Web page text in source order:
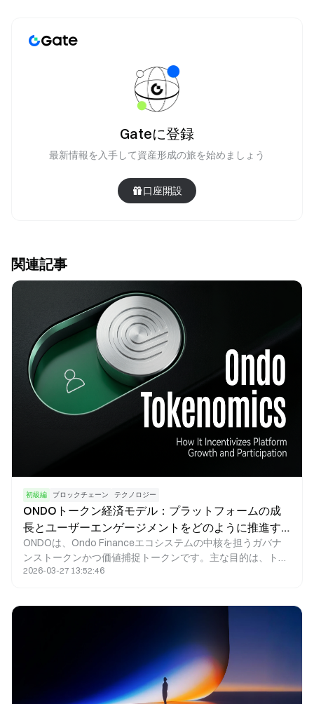
Gateに登録
最新情報を入手して資産形成の旅を始めましょう
口座開設
関連記事
初級編 ブロックチェーン テクノロジー
ONDOトークン経済モデル：プラットフォームの成
長とユーザーエンゲージメントをどのように推進す
るのか
ONDOは、Ondo Financeエコシステムの中核を担うガバナ
ンストークンかつ価値捕捉トークンです。主な目的は、トー
クンインセンティブの仕組みを活用し、従来型金融資産
2026-03-27 13:52:46